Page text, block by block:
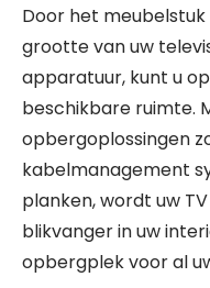
Door het
grootte van uw
apparatuur, kunt u
beschikbare ruimte.
opbergoplossingen
kabelmanagement
planken, wordt uw
blikvanger in uw
opbergplek voor al